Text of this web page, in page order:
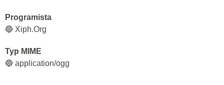
Programista
🔵 Xiph.Org
Typ MIME
🔵 application/ogg